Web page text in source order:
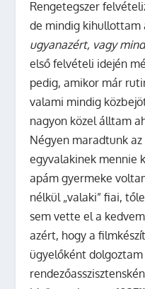
Rengetegszer
de mindig
ugyanazért, vagy
első felvételi idején
pedig, amikor már
valami mindig
nagyon közel álltam
Négyen maradtunk
egyvalakinek mennie
apám gyermeke
nélkül „valaki” fiai,
sem vette el a
azért, hogy a
ügyelőként